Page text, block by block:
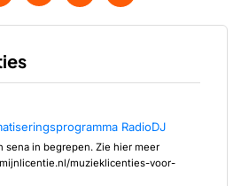
RadioDJ
sena in begrepen. Zie hier meer
muzieklicenties-voor-